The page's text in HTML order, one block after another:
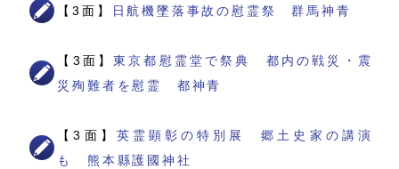
【3面】 日航機墜落事故の慰霊祭 群馬神青
【3面】東京都慰霊堂で祭典 都内の戦災・震
災殉難者を慰霊 都神青
【3面】 英霊顕彰の特別展 郷土史家の講演
も 熊本縣護國神社